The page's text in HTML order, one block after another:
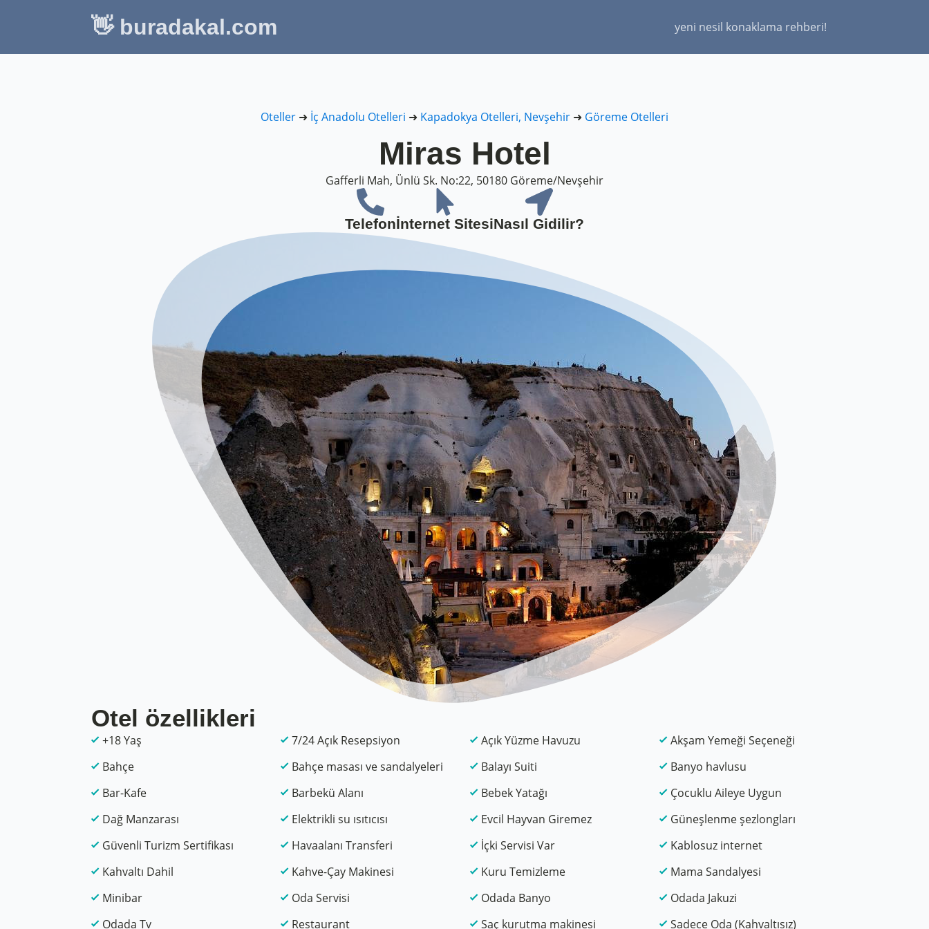
👋 buradakal.com yeni nesil konaklama rehberi!
Oteller ➜ İç Anadolu Otelleri ➜ Kapadokya Otelleri, Nevşehir ➜ Göreme Otelleri
Miras Hotel
Gafferli Mah, Ünlü Sk. No:22, 50180 Göreme/Nevşehir
Telefonİnternet SitesiNasıl Gidilir?
Otel özellikleri
+18 Yaş 7/24 Açık Resepsiyon Açık Yüzme Havuzu
Akşam Yemeği Seçeneği
Bahçe
Bahçe masası ve sandalyeleri Balayı Suiti
Banyo havlusu
Bar-Kafe
Barbekü Alanı Bebek Yatağı
Çocuklu Aileye Uygun
Dağ Manzarası
Elektrikli su ısıtıcısı Evcil Hayvan Giremez
Güneşlenme şezlongları
Güvenli Turizm Sertifikası
Havaalanı Transferi İçki Servisi Var
Kablosuz internet
Kahvaltı Dahil
Kahve-Çay Makinesi Kuru Temizleme
Mama Sandalyesi
Minibar
Oda Servisi Odada Banyo
Odada Jakuzi
Odada Tv
Restaurant Saç kurutma makinesi Sadece Oda (Kahvaltısız)